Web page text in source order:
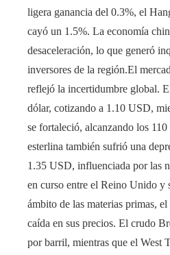
ligera ganancia del 0.3%, el
cayó un 1.5%. La economía
desaceleración, lo que generó
inversores de la región.El
reflejó la incertidumbre global.
dólar, cotizando a 1.10 USD,
se fortaleció, alcanzando los
esterlina también sufrió una
1.35 USD, influenciada por las
en curso entre el Reino Unido y
ámbito de las materias primas,
caída en sus precios. El crudo
por barril, mientras que el West